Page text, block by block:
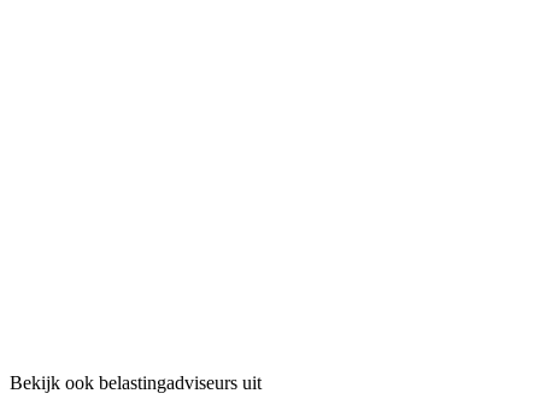
Bekijk ook belastingadviseurs uit